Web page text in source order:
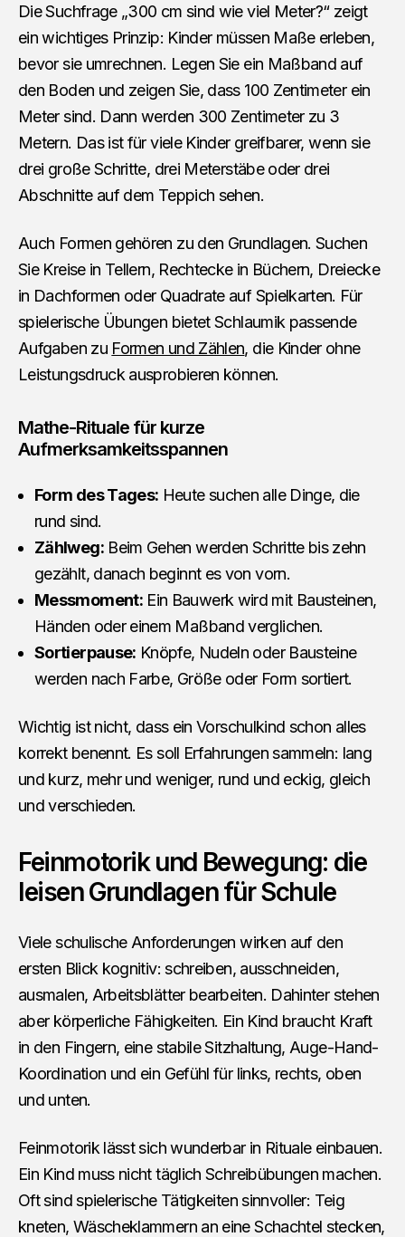
Die Suchfrage „300 cm sind wie viel Meter?“ zeigt
ein wichtiges Prinzip: Kinder müssen Maße erleben,
bevor sie umrechnen. Legen Sie ein Maßband auf
den Boden und zeigen Sie, dass 100 Zentimeter ein
Meter sind. Dann werden 300 Zentimeter zu 3
Metern. Das ist für viele Kinder greifbarer, wenn sie
drei große Schritte, drei Meterstäbe oder drei
Abschnitte auf dem Teppich sehen.
Auch Formen gehören zu den Grundlagen. Suchen
Sie Kreise in Tellern, Rechtecke in Büchern, Dreiecke
in Dachformen oder Quadrate auf Spielkarten. Für
spielerische Übungen bietet Schlaumik passende
Aufgaben zu Formen und Zählen, die Kinder ohne
Leistungsdruck ausprobieren können.
Mathe-Rituale für kurze
Aufmerksamkeitsspannen
Form des Tages: Heute suchen alle Dinge, die
rund sind.
Zählweg:Beim Gehen werden Schritte bis zehn
gezählt, danach beginnt es von vorn.
Messmoment:Ein Bauwerk wird mit Bausteinen,
Händen oder einem Maßband verglichen.
Sortierpause: Knöpfe, Nudeln oder Bausteine
werden nach Farbe, Größe oder Form sortiert.
Wichtig ist nicht, dass ein Vorschulkind schon alles
korrekt benennt. Es soll Erfahrungen sammeln: lang
und kurz, mehr und weniger, rund und eckig, gleich
und verschieden.
Feinmotorik und Bewegung: die
leisen Grundlagen für Schule
Viele schulische Anforderungen wirken auf den
ersten Blick kognitiv: schreiben, ausschneiden,
ausmalen, Arbeitsblätter bearbeiten. Dahinter stehen
aber körperliche Fähigkeiten. Ein Kind braucht Kraft
in den Fingern, eine stabile Sitzhaltung, Auge-Hand-
Koordination und ein Gefühl für links, rechts, oben
und unten.
Feinmotorik lässt sich wunderbar in Rituale einbauen.
Ein Kind muss nicht täglich Schreibübungen machen.
Oft sind spielerische Tätigkeiten sinnvoller: Teig
kneten, Wäscheklammern an eine Schachtel stecken,